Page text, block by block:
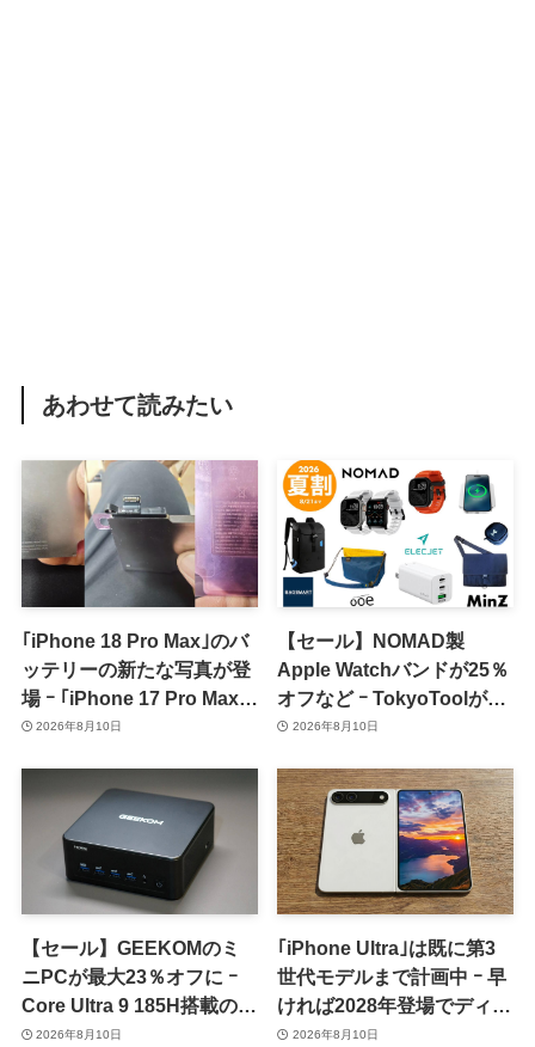
あわせて読みたい
｢iPhone 18 Pro Max｣のバ
ッテリーの新たな写真が登
場 ｰ ｢iPhone 17 Pro Max｣
からの容量増加を確認
2026年8月10日
【セール】NOMAD製
Apple Watchバンドが25％
オフなど ｰ TokyoToolが
｢2026 夏割 SUMMER
2026年8月10日
【セール】GEEKOMのミ
ニPCが最大23％オフに ｰ
Core Ultra 9 185H搭載の
｢IT13 Max｣が15％オフなど
2026年8月10日
｢iPhone Ultra｣は既に第3
世代モデルまで計画中 ｰ 早
ければ2028年登場でディス
プレイが僅かに大型化
2026年8月10日